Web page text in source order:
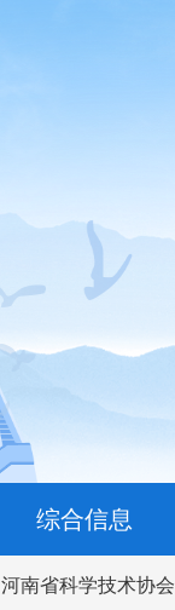
综合信息
河南省科学技术协会